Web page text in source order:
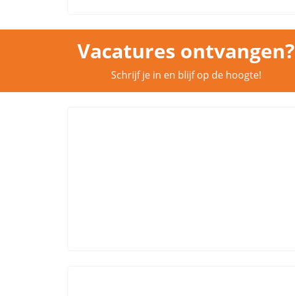
Vacatures ontvangen?
Schrijf je in en blijf op de hoogte!